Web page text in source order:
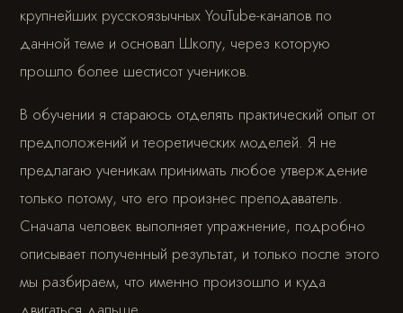
крупнейших русскоязычных YouTube-каналов по
данной теме и основал Школу, через которую
прошло более шестисот учеников.
В обучении я стараюсь отделять практический опыт от
предположений и теоретических моделей. Я не
предлагаю ученикам принимать любое утверждение
только потому, что его произнес преподаватель.
Сначала человек выполняет упражнение, подробно
описывает полученный результат, и только после этого
мы разбираем, что именно произошло и куда